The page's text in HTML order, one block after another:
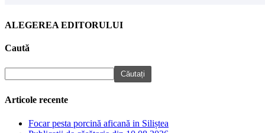
ALEGEREA EDITORULUI
Caută
Articole recente
Focar pesta porcină aficană in Siliștea